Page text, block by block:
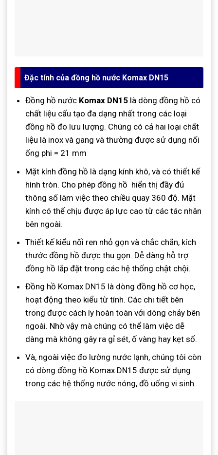
Đặc tính của đồng hồ nước Komax DN15
Đồng hồ nước Komax DN15 là dòng đồng hồ có
chất liệu cấu tạo đa dạng nhất trong các loại
đồng hồ đo lưu lượng. Chúng có cả hai loại chất
liệu là inox và gang và thường được sử dụng nối
ống phi = 21 mm
Mặt kính đồng hồ là dạng kính khô, và có thiết kế
hình tròn. Cho phép đồng hồ hiển thị đầy đủ
thông số làm việc theo chiều quay 360 độ. Mặt
kính có thể chịu được áp lực cao từ các tác nhân
bên ngoài.
Thiết kế kiểu nối ren nhỏ gọn và chắc chắn, kích
thước đồng hồ được thu gọn. Dễ dàng hỗ trợ
đồng hồ lắp đặt trong các hệ thống chật chội.
Đồng hồ Komax DN15 là dòng đồng hồ cơ học,
hoạt động theo kiểu từ tính. Các chi tiết bên
trong được cách ly hoàn toàn với dòng chảy bên
ngoài. Nhờ vậy mà chúng có thể làm việc dễ
dàng mà không gây ra gỉ sét, ố vàng hay kẹt số.
Và, ngoài việc đo lường nước lạnh, chúng tôi còn
có dòng đồng hồ Komax DN15 được sử dụng
trong các hệ thống nước nóng, đồ uống vi sinh.